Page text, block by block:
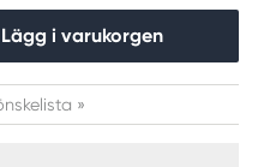
Lägg i varukorgen
»